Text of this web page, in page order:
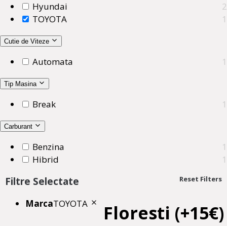
Hyundai
2
TOYOTA
1
Cutie de Viteze
Automata 1
Tip Masina
Break 1
Carburant
Benzina
1
Hibrid
1
Filtre Selectate Reset Filters
MarcaTOYOTA
Floresti (+15€)